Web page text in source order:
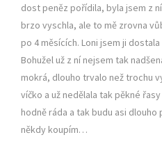
dost peněz pořídila, byla jsem z
brzo vyschla, ale to mě zrovna
po 4 měsících. Loni jsem ji
Bohužel už z ní nejsem tak
mokrá, dlouho trvalo než trochu
víčko a už nedělala tak pěkné řasy
hodně ráda a tak budu asi
někdy koupím…